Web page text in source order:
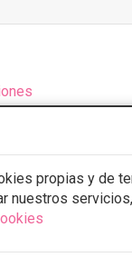
propias y de
nuestros
*